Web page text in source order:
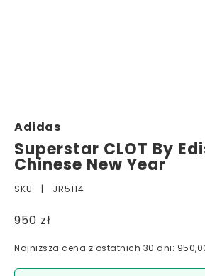
Adidas
Superstar CLOT By
Chinese New Year
SKU | JR5114
950 zł
Najniższa cena z ostatnich 30 dni: